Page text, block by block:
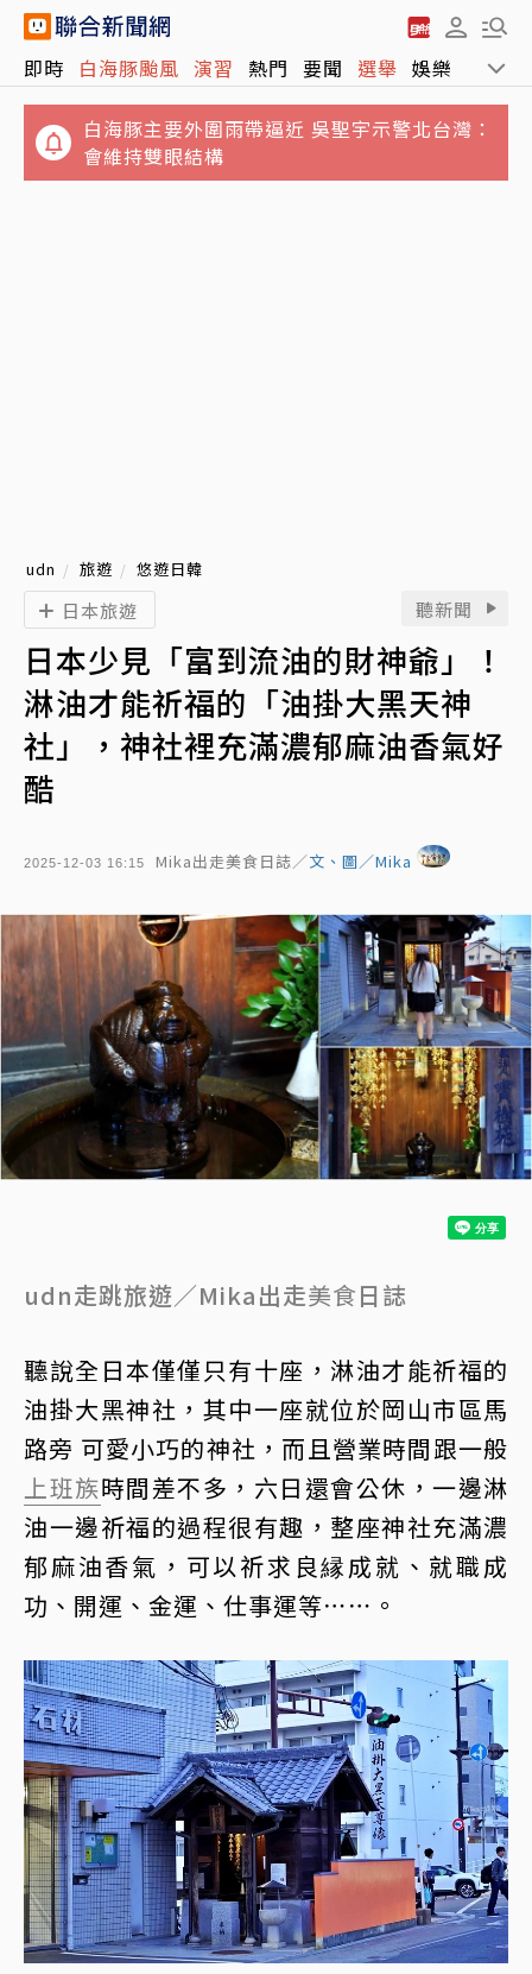
即時 白海豚颱風 演習 熱門 要聞 選舉 娛樂 運動
會維持雙眼結構
從來不肯靠近主人…孤僻老貓「第一次主動走
近床邊」 原因暖哭網友
udn 旅遊 悠遊日韓
聽新聞
日本少見「富到流油的財神爺」！
淋油才能祈福的「油掛大黑天神
社」，神社裡充滿濃郁麻油香氣好
酷
2025-12-03 16:15 Mika出走美食日誌／文、圖／Mika
日本旅遊
udn走跳旅遊／Mika出走美食日誌
聽說全日本僅僅只有十座，淋油才能祈福的
油掛大黑神社，其中一座就位於岡山市區馬
路旁 可愛小巧的神社，而且營業時間跟一般
上班族時間差不多，六日還會公休，一邊淋
油一邊祈福的過程很有趣，整座神社充滿濃
郁麻油香氣，可以祈求良縁成就、就職成
功、開運、金運、仕事運等⋯⋯。